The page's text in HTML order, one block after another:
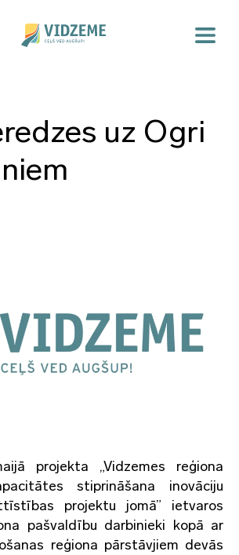
uz Ogri
projekta „Vidzemes reģiona
stiprināšana inovāciju
projektu jomā” ietvaros
pašvaldību darbinieki kopā ar
reģiona pārstāvjiem devās